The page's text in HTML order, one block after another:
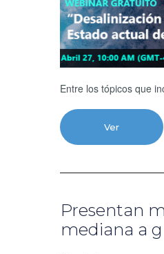
Entre los tópicos que
Ver
Presentan
mediana a